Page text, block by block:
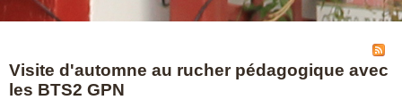
Visite d'automne au rucher pédagogique avec
les BTS2 GPN